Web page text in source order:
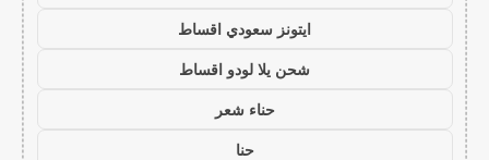
ايتونز سعودي اقساط
شحن يلا لودو اقساط
حناء شعر
حنا